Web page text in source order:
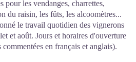
pour les vendanges, charrettes,
du raisin, les fûts, les alcoomètres...
le travail quotidien des vignerons
et août. Jours et horaires d'ouverture
en français et anglais).